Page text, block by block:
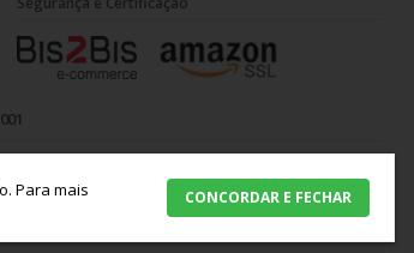
Para mais CONCORDAR E FECHAR